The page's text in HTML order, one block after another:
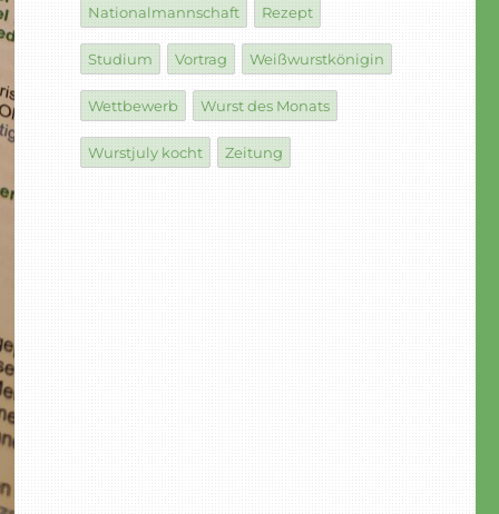
Nationalmannschaft Rezept
Studium Vortrag Weißwurstkönigin
Wettbewerb Wurst des Monats
Wurstjuly kocht Zeitung